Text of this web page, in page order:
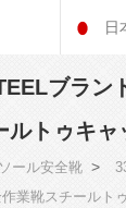
日
ブラン
ルトゥキャ
ール安全靴>
業靴スチールト